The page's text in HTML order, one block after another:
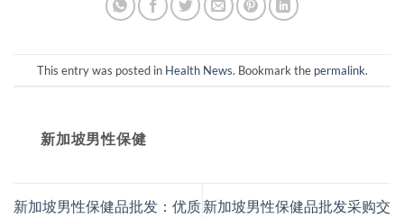
This entry was posted in Health News. Bookmark the permalink.
新加坡男性保健​
新加坡男性保健品批发：优质新加坡男性保健品批发采购交